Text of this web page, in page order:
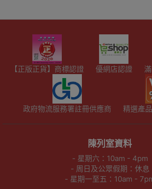
【正版正貨】商標認證 優網店認證
政府物流服務署註冊供應商 精選產
陳列室資料
- 星期六：10am - 4pm
- 周日及公眾假期：休息
- 星期一至五：10am -